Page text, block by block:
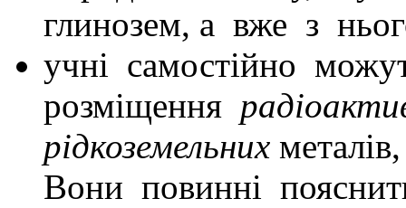
глинозем, а вже з
учні самостійно
розміщення
рідкоземельних
Вони повинні